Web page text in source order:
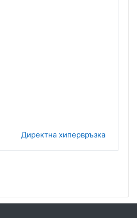
Директна хипервръзка